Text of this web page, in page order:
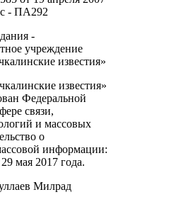
- ПА292
-
учреждение
известия»
известия»
Федеральной
связи,
и массовых
о
информации:
мая 2017 года.
Милрад